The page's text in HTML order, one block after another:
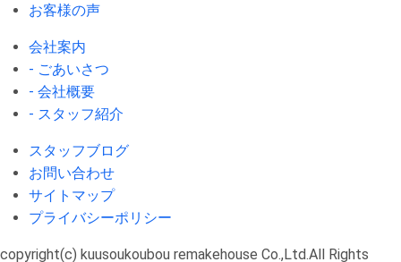
お客様の声
会社案内
- ごあいさつ
- 会社概要
- スタッフ紹介
スタッフブログ
お問い合わせ
サイトマップ
プライバシーポリシー
copyright(c) kuusoukoubou remakehouse Co.,Ltd.All Rights